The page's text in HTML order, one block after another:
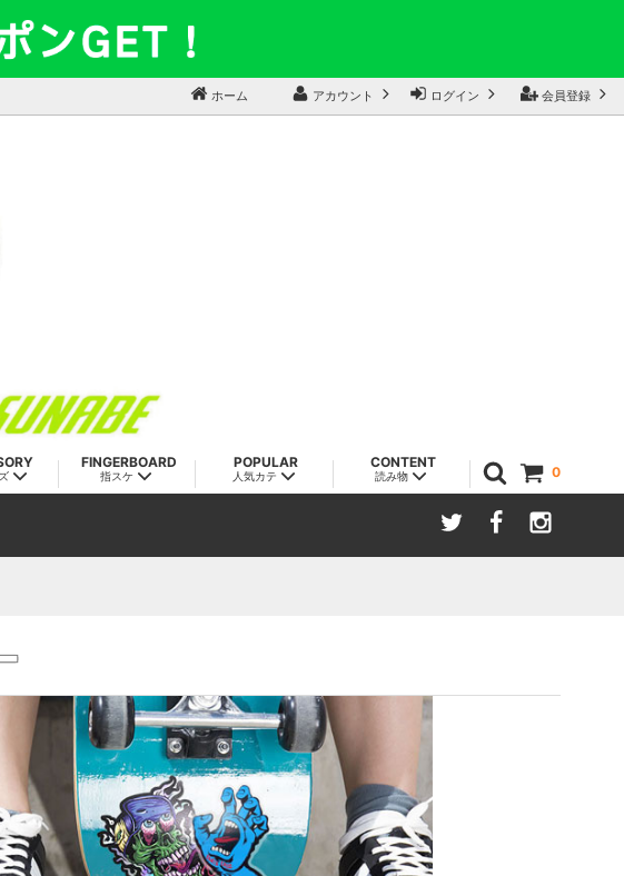
会員登録
ログイン
アカウント
ホーム
0
KIDS DECK
ズサイズ デッキ
オールドスクールシェイプ
WAX
ーブ ワックス
SKATE TOOL
スケートツール 工具
& BACKPACK
グ/バックパック
WALET
財布/ウォレット
BANDANA SCARF
バンダナ/スカーフ
WATCH
時計
WRISTBAND
リストバンド
FINGERBOARD
指スケ
POPULAR
人気カテ
ラストリゾート(全アイテム) STANCE スタンス(全アイテム)
ゥームセイヤーズ(全アイテム) TELEVISISTAR テレビジスター(全アイテム)
CONTENT
読み物